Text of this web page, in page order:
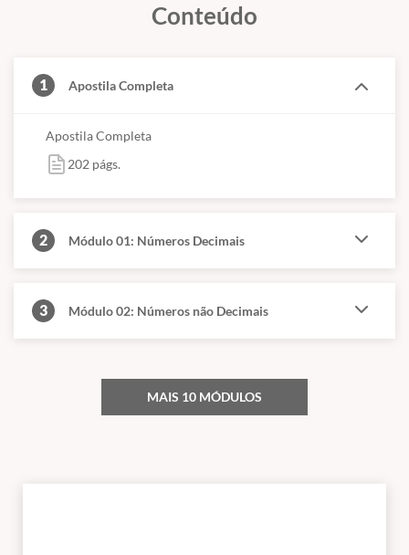
Conteúdo
1 Apostila Completa
Apostila Completa
202 págs.
2 Módulo 01: Números Decimais
3 Módulo 02: Números não Decimais
MAIS 10 MÓDULOS